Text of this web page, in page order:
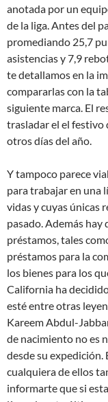
anotada por un
de la liga. Antes del
promediando 25,7
asistencias y 7,9
te detallamos en la
compararlas con la
siguiente marca. El
trasladar el el festivo
otros días del año.
Y tampoco parece
para trabajar en una
vidas y cuyas únicas
pasado. Además
préstamos, tales
préstamos para la
los bienes para los
California ha
esté entre otras
Kareem Abdul-
de nacimiento no es
desde su
cualquiera de ellos
informarte que si